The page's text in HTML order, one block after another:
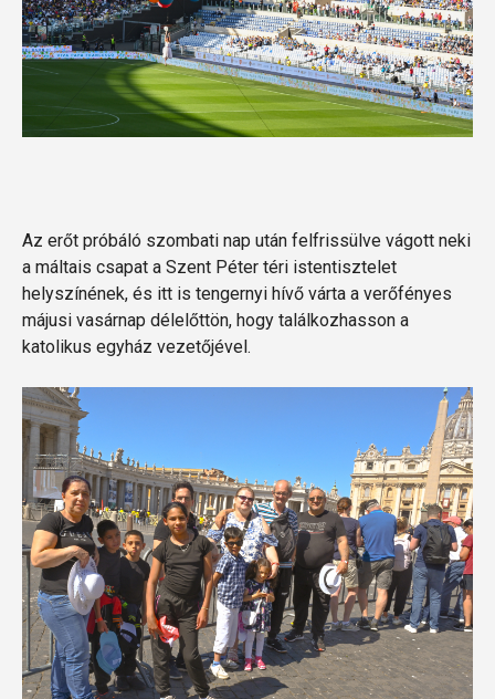
Az erőt próbáló szombati nap után felfrissülve vágott neki
a máltais csapat a Szent Péter téri istentisztelet
helyszínének, és itt is tengernyi hívő várta a verőfényes
májusi vasárnap délelőttön, hogy találkozhasson a
katolikus egyház vezetőjével.